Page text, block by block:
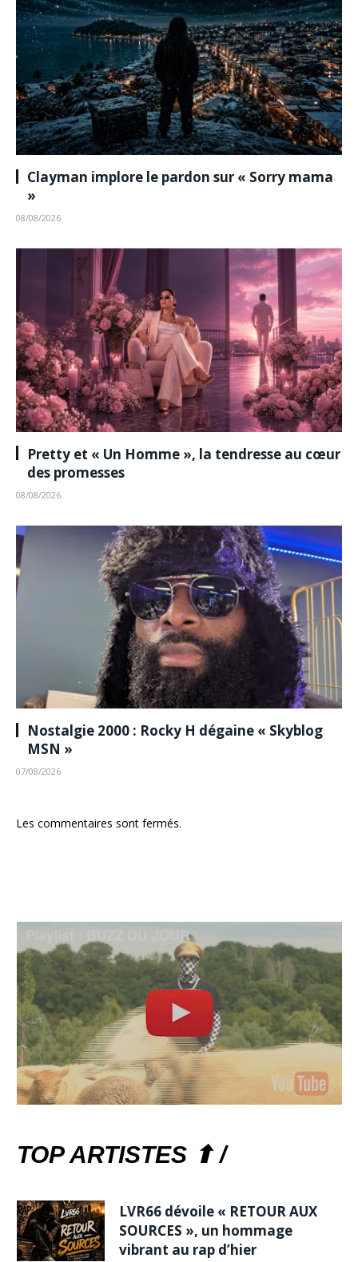
Clayman implore le pardon sur « Sorry mama
»
08/08/2026
Pretty et « Un Homme », la tendresse au cœur
des promesses
08/08/2026
Nostalgie 2000 : Rocky H dégaine « Skyblog
MSN »
07/08/2026
Les commentaires sont fermés.
TOP ARTISTES ⬆ /
LVR66 dévoile « RETOUR AUX
SOURCES », un hommage
vibrant au rap d’hier